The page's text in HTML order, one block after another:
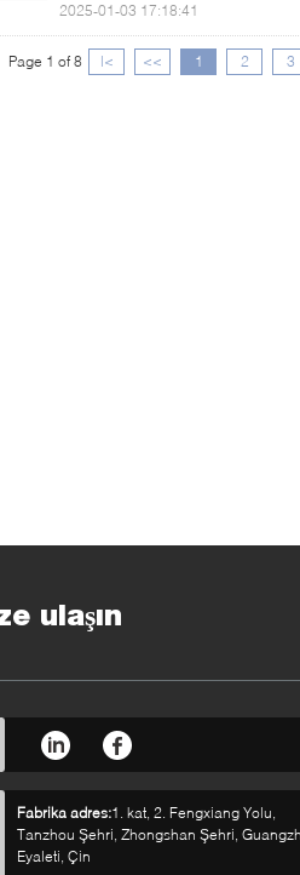
2025-01-03 17:18:41
Page 1 of 8 |< << 1 2 3
ulaşın
Fabrika adres:1. kat, 2. Fengxiang Yolu,
Tanzhou Şehri, Zhongshan Şehri,
Eyaleti, Çin